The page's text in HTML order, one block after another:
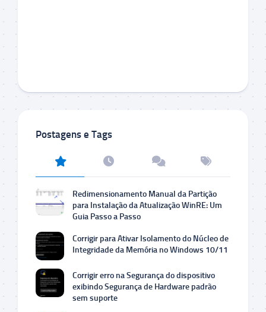
Postagens e Tags
Redimensionamento Manual da Partição
para Instalação da Atualização WinRE: Um
Guia Passo a Passo
Corrigir para Ativar Isolamento do Núcleo de
Integridade da Memória no Windows 10/11
Corrigir erro na Segurança do dispositivo
exibindo Segurança de Hardware padrão
sem suporte